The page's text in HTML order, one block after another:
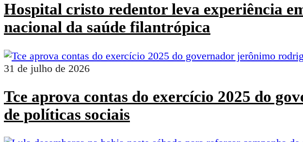
Hospital cristo redentor leva experiência
nacional da saúde filantrópica
31 de julho de 2026
Tce aprova contas do exercício 2025 do
de políticas sociais